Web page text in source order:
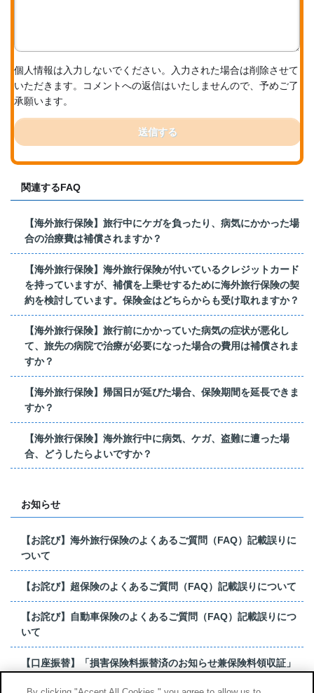
個人情報は入力しないでください。入力された場合は削除させて
いただきます。コメントへの返信はいたしませんので、予めご了
承願います。
送信する
関連するFAQ
【海外旅行保険】旅行中にケガを負ったり、病気にかかった場
合の治療費は補償されますか？
【海外旅行保険】海外旅行保険が付いているクレジットカード
を持っていますが、補償を上乗せするために海外旅行保険の契
約を検討しています。保険金はどちらからも受け取れますか？
【海外旅行保険】旅行前にかかっていた病気の症状が悪化し
て、旅先の病院で治療が必要になった場合の費用は補償されま
すか？
【海外旅行保険】帰国日が延びた場合、保険期間を延長できま
すか？
【海外旅行保険】海外旅行中に病気、ケガ、盗難に遭った場
合、どうしたらよいですか？
お知らせ
【お詫び】海外旅行保険のよくあるご質問（FAQ）記載誤りに
ついて
【お詫び】超保険のよくあるご質問（FAQ）記載誤りについて
【お詫び】自動車保険のよくあるご質問（FAQ）記載誤りにつ
いて
【口座振替】「損害保険料振替済のお知らせ兼保険料領収証」